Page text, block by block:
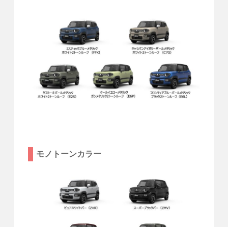
モノトーンカラー